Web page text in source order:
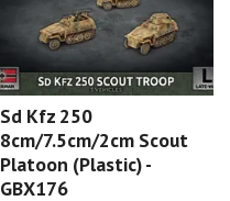
Sd Kfz 250
8cm/7.5cm/2cm Scout
Platoon (Plastic) -
GBX176